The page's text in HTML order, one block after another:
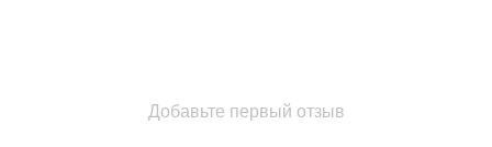
Добавьте первый отзыв